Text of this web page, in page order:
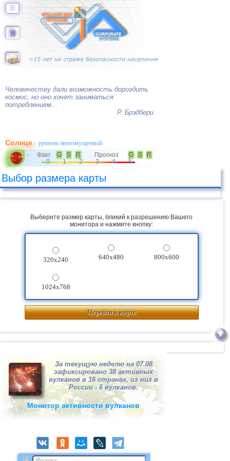
☰
Человечеству дали возможность бороздить
космос, но оно хочет заниматься
потреблением...
Р. Брэдбери
Солнце- уровень невозмущенный
- Факт G S R Прогноз G S
R
0
1 2 3 4 5
Выбор размера карты
Выберите размер карты, бликий к разрешению Вашего
монитора и нажмите кнопку:
320x240 640x480 800x600
1024x768
Перейти к карте
За текущую неделю на 07.08
зафиксировано 38 активных
вулканов в 16 странах, из них в
России - 6 вулканов.
Монитор активности вулканов